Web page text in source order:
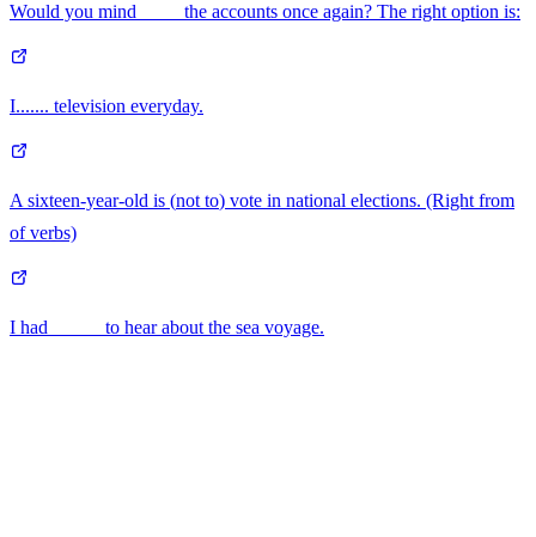
Would you mind ____ the accounts once again? The right option is:
I....... television everyday.
A sixteen-year-old is (not to) vote in national elections. (Right from
of verbs)
I had _____ to hear about the sea voyage.